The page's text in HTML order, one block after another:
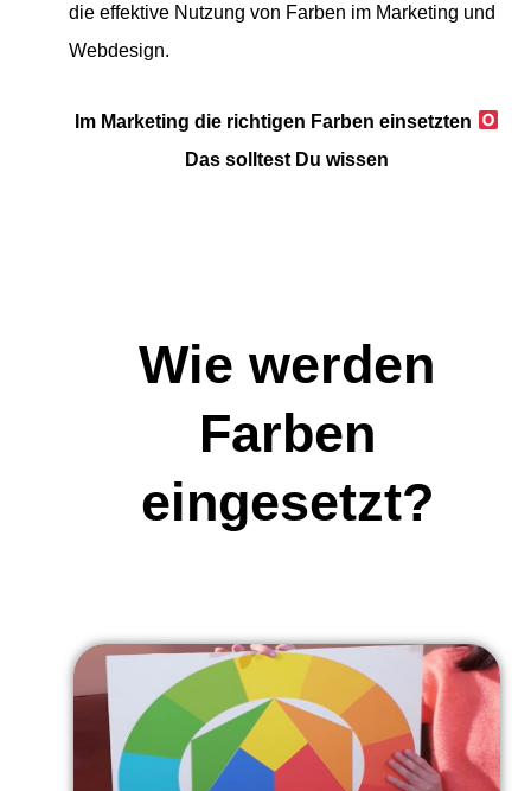
die effektive Nutzung von Farben im Marketing und
Webdesign.
Im Marketing die richtigen Farben einsetzten
Das solltest Du wissen
Wie werden
Farben
eingesetzt?